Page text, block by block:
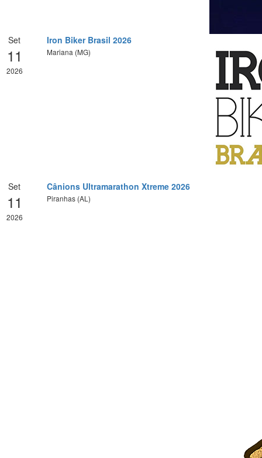
Set
11
2026
Iron Biker Brasil 2026
Mariana (MG)
Set
11
2026
Cânions Ultramarathon Xtreme 2026
Piranhas (AL)